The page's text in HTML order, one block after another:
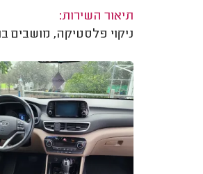
תיאור השירות:
ניקוי פלסטיקה, מושבים